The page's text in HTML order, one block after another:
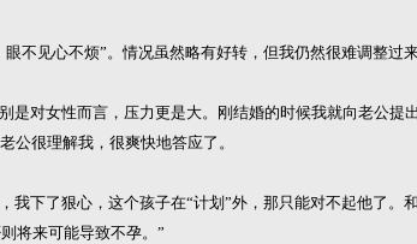
不见心不烦”。情况虽然略有好转，但我仍然很难调整过
对女性而言，压力更是大。刚结婚的时候我就向老公提
公很理解我，很爽快地答应了。
下了狠心，这个孩子在“计划”外，那只能对不起他了。
将来可能导致不孕。”